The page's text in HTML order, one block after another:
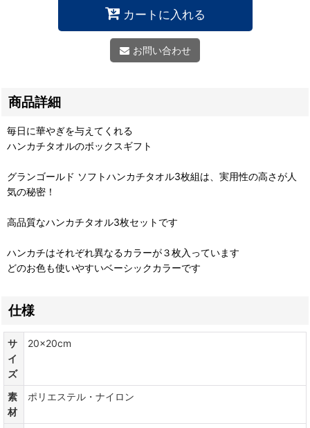
カートに入れる
お問い合わせ
商品詳細
毎日に華やぎを与えてくれる
ハンカチタオルのボックスギフト
グランゴールド ソフトハンカチタオル3枚組は、実用性の高さが人
気の秘密！
高品質なハンカチタオル3枚セットです
ハンカチはそれぞれ異なるカラーが３枚入っています
どのお色も使いやすいベーシックカラーです
仕様
サ
イ
ズ
20×20cm
素
材
ポリエステル・ナイロン